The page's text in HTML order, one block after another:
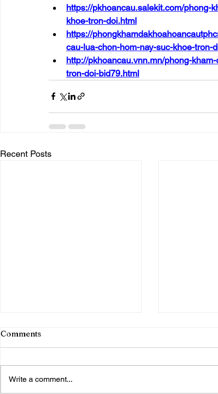
https://pkhoancau.salekit.com/phong-
khoe-tron-doi.html
https://
cau-lua-chon-hom-nay-suc-khoe-tron-
http://pkhoancau.vnn.mn/phong-
tron-doi-bid79.html
Recent Posts
Comments
Write a comment...